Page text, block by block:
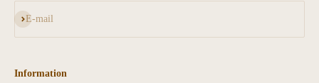
E-mail
Abonnér
Information